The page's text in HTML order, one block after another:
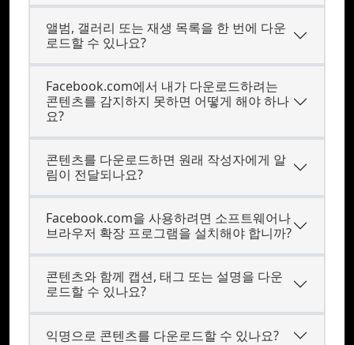
앨범, 갤러리 또는 재생 목록을 한 번에 다운
로드할 수 있나요?
Facebook.com에서 내가 다운로드하려는
콘텐츠를 감지하지 못하면 어떻게 해야 하나
요?
콘텐츠를 다운로드하면 원래 작성자에게 알
림이 전달되나요?
Facebook.com을 사용하려면 소프트웨어나
브라우저 확장 프로그램을 설치해야 합니까?
콘텐츠와 함께 캡션, 태그 또는 설명을 다운
로드할 수 있나요?
익명으로 콘텐츠를 다운로드할 수 있나요?